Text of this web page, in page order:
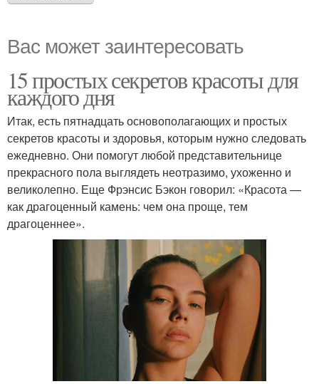
Вас может заинтересовать
15 простых секретов красоты для
каждого дня
Итак, есть пятнадцать основополагающих и простых
секретов красоты и здоровья, которым нужно следовать
ежедневно. Они помогут любой представительнице
прекрасного пола выглядеть неотразимо, ухоженно и
великолепно. Еще Фрэнсис Бэкон говорил: «Красота —
как драгоценный камень: чем она проще, тем
драгоценнее».